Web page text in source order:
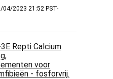
04/2023 21:52 PST-
Repti Calcium
voor
- fosforvrij.